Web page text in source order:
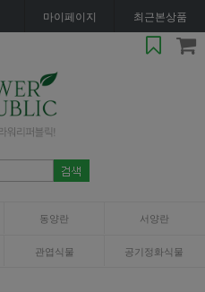
마이페이지 최근본상품
동양란 서양란
관엽식물 공기정화식물